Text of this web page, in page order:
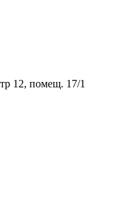
12, помещ. 17/1